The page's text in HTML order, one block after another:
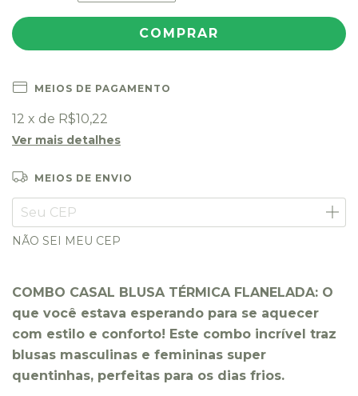
MEIOS DE PAGAMENTO
12 x de R$10,22
Ver mais detalhes
MEIOS DE ENVIO
Entregas para o CEP: ALTERAR CEP
NÃO SEI MEU CEP
COMBO CASAL BLUSA TÉRMICA FLANELADA: O
que você estava esperando para se aquecer
com estilo e conforto! Este combo incrível traz
blusas masculinas e femininas super
quentinhas, perfeitas para os dias frios.